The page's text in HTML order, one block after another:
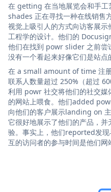
在 getting 在当地展览会和手
shades 正在寻找一种在线销
视觉上吸引人的方式向访客展
工程学的设计。他们的
他们在找到 powr slider 之前
没有一个看起来好像它们是站点
在 a small amount of time 注
联系人数量超过 250%（超过
利用 powr 社交将他们的社交媒
的网站上喂食。他们added
向他们的客户展示landing on
它很好地展示了他们的产品，
验。事实上，他们reported发
互的访问者的参与时间是他们网